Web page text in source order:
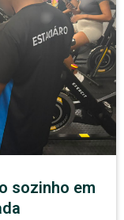
sozinho em